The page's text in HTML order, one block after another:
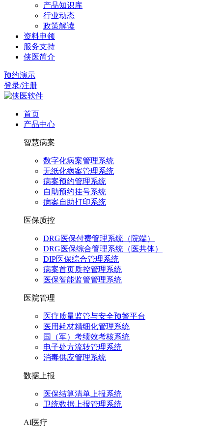
产品知识库
行业动态
政策解读
资料申领
服务支持
侠医简介
预约演示
登录/注册
首页
产品中心
智慧病案
数字化病案管理系统
无纸化病案管理系统
病案预约管理系统
自助预约挂号系统
病案自助打印系统
医保质控
DRG医保付费管理系统（院端）
DRG医保综合管理系统（医共体）
DIP医保综合管理系统
病案首页质控管理系统
医保智能监管管理系统
医院管理
医疗质量监管与安全预警平台
医用耗材精细化管理系统
国（军）考绩效考核系统
电子处方流转管理系统
消毒供应管理系统
数据上报
医保结算清单上报系统
卫统数据上报管理系统
AI医疗